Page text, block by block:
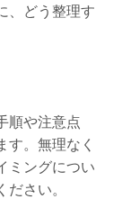
、どう整理す
順や注意点
す。無理なく
ミングについ
さい。